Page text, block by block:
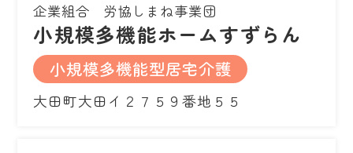
企業組合 労協しまね事業団
小規模多機能ホームすずらん
小規模多機能型居宅介護
大田町大田イ２７５９番地５５